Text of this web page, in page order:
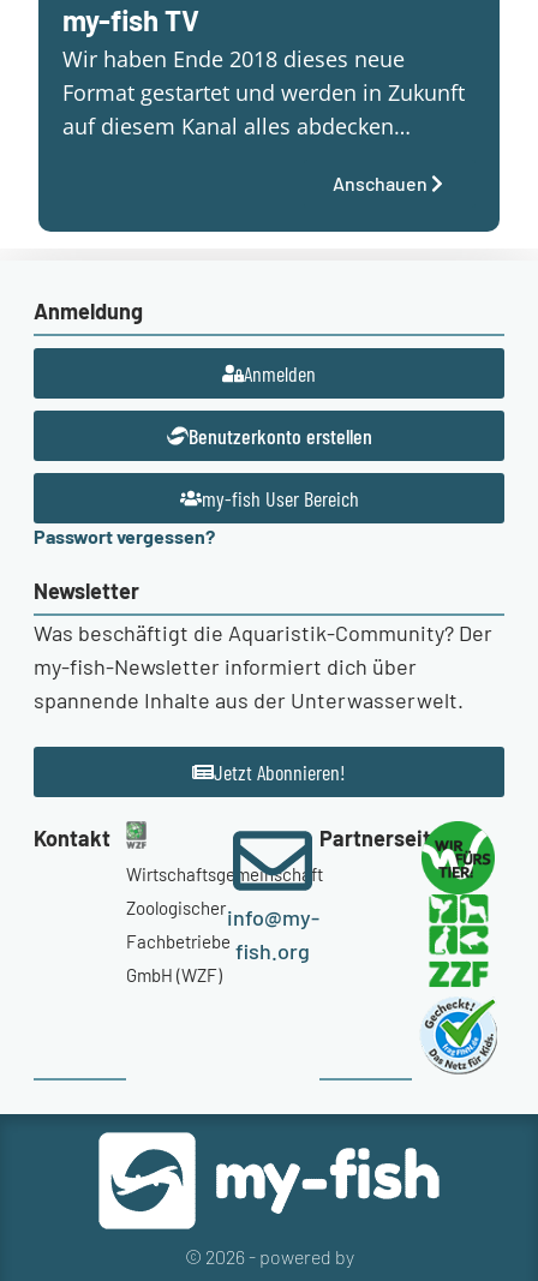
my-fish TV
Wir haben Ende 2018 dieses neue
Format gestartet und werden in Zukunft
auf diesem Kanal alles abdecken…
Anschauen
Anmeldung
Anmelden
Benutzerkonto erstellen
my-fish User Bereich
Passwort vergessen?
Newsletter
Was beschäftigt die Aquaristik-Community? Der
my-fish-Newsletter informiert dich über
spannende Inhalte aus der Unterwasserwelt.
Jetzt Abonnieren!
Kontakt
Wirtschaftsgemeinschaft
Zoologischer
Fachbetriebe
GmbH (WZF)
info@my-
fish.org
Partnerseiten
© 2026 - powered by